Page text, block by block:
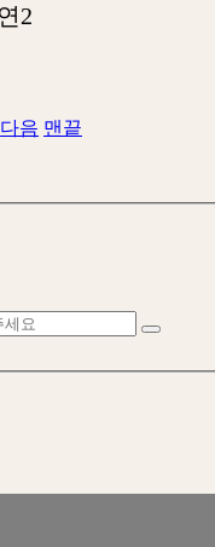
2
다음 맨끝